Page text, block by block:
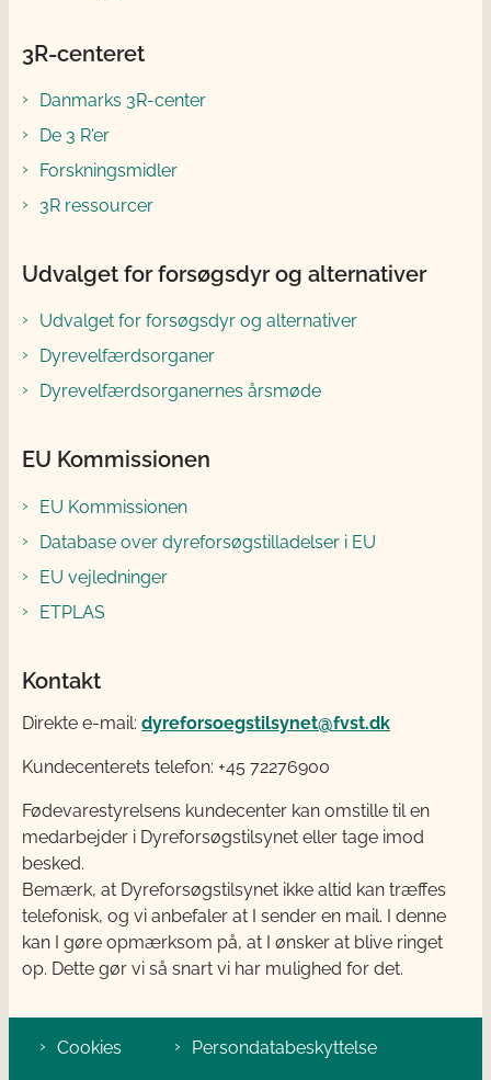
3R-centeret
Danmarks 3R-center
De 3 R'er
Forskningsmidler
3R ressourcer
Udvalget for forsøgsdyr og alternativer
Udvalget for forsøgsdyr og alternativer
Dyrevelfærdsorganer
Dyrevelfærdsorganernes årsmøde
EU Kommissionen
EU Kommissionen
Database over dyreforsøgstilladelser i EU
EU vejledninger
ETPLAS
Kontakt
Direkte e-mail: dyreforsoegstilsynet@fvst.dk
Kundecenterets telefon: +45 72276900
Fødevarestyrelsens kundecenter kan omstille til en
medarbejder i Dyreforsøgstilsynet eller tage imod
besked.
Bemærk, at Dyreforsøgstilsynet ikke altid kan træffes
telefonisk, og vi anbefaler at I sender en mail. I denne
kan I gøre opmærksom på, at I ønsker at blive ringet
op. Dette gør vi så snart vi har mulighed for det.
Cookies Persondatabeskyttelse